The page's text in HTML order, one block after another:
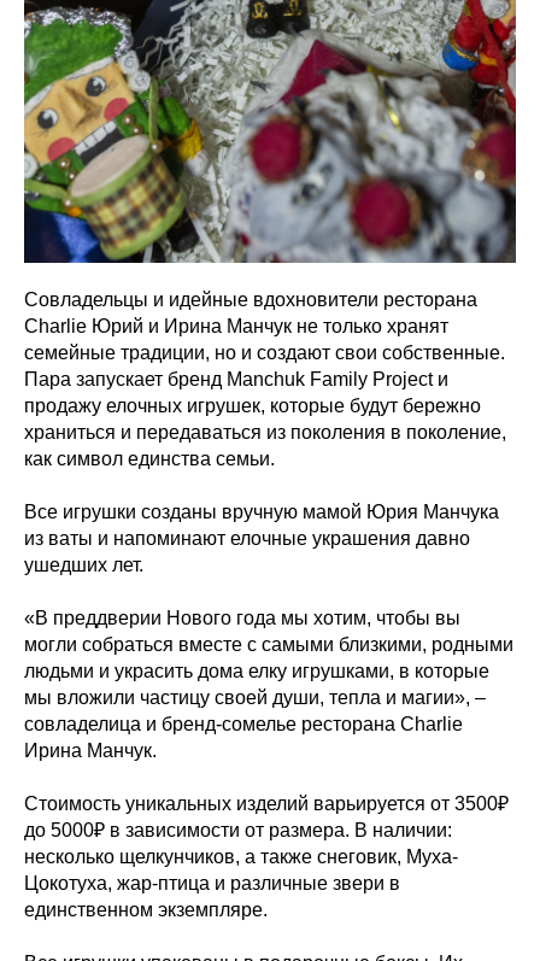
Совладельцы и идейные вдохновители ресторана
Charlie Юрий и Ирина Манчук не только хранят
семейные традиции, но и создают свои собственные.
Пара запускает бренд Manchuk Family Project и
продажу елочных игрушек, которые будут бережно
храниться и передаваться из поколения в поколение,
как символ единства семьи.
Все игрушки созданы вручную мамой Юрия Манчука
из ваты и напоминают елочные украшения давно
ушедших лет.
«В преддверии Нового года мы хотим, чтобы вы
могли собраться вместе с самыми близкими, родными
людьми и украсить дома елку игрушками, в которые
мы вложили частицу своей души, тепла и магии», –
совладелица и бренд-сомелье ресторана Charlie
Ирина Манчук.
Стоимость уникальных изделий варьируется от 3500₽
до 5000₽ в зависимости от размера. В наличии:
несколько щелкунчиков, а также снеговик, Муха-
Цокотуха, жар-птица и различные звери в
единственном экземпляре.